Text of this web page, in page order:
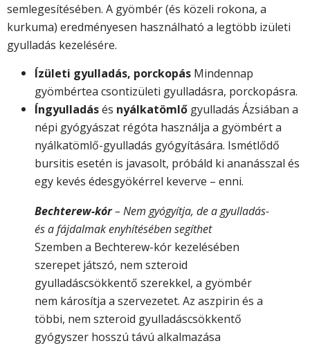
semlegesítésében. A gyömbér (és közeli rokona, a
kurkuma) eredményesen használható a legtöbb izületi
gyulladás kezelésére.
Ízületi gyulladás, porckopás Mindennap
gyömbértea csontizületi gyulladásra, porckopásra.
Íngyulladásés nyálkatömlő gyulladás Ázsiában a
népi gyógyászat régóta használja a gyömbért a
nyálkatömlő-gyulladás gyógyítására. Ismétlődő
bursitis esetén is javasolt, próbáld ki ananásszal és
egy kevés édesgyökérrel keverve – enni.
Bechterew-kór– Nem gyógyítja, de a gyulladás-
és a fájdalmak enyhítésében segíthet
Szemben a Bechterew-kór kezelésében
szerepet játszó, nem szteroid
gyulladáscsökkentő szerekkel, a gyömbér
nem károsítja a szervezetet. Az aszpirin és a
többi, nem szteroid gyulladáscsökkentő
gyógyszer hosszú távú alkalmazása